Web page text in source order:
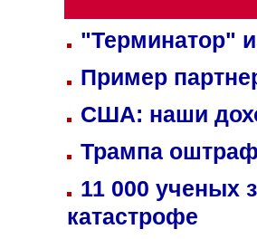
"Терминатор"
Пример
США: наши
Трампа
11 000 ученых
катастрофе